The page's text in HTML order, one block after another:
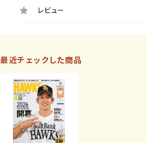
レビュー
最近チェックした商品